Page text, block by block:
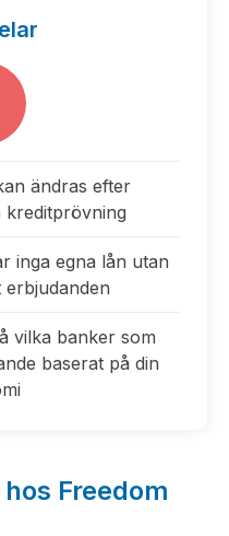
ändras efter
kreditprövning
inga egna lån utan
vilka banker som
baserat på din
Freedom